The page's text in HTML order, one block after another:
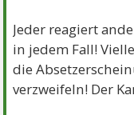
Jeder reagiert
in jedem Fall!
die
verzweifeln! Der